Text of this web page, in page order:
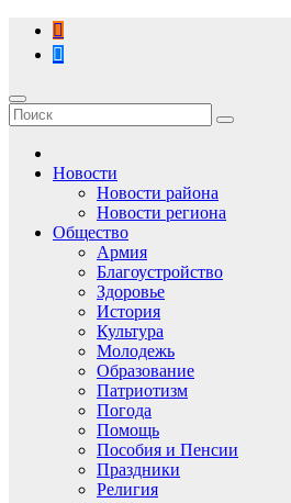
Перейти
содержимому
Новости
Новости района
Новости региона
Общество
Армия
Благоустройство
Здоровье
История
Культура
Молодежь
Образование
Патриотизм
Погода
Помощь
Пособия и Пенсии
Праздники
Религия